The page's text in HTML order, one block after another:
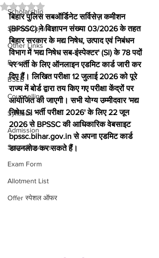
Scholarship
Sarkari Yojana
Other Links
Result
BSEB
Counselling
Syllabus
Admission
Satya Services
Exam Form
Allotment List
Offer स्पेशल ऑफर
Rated NaN out of 5 stars.
बिहार पुलिस सबऑर्डिनेट सर्विसेज़ कमीशन
(BPSSC) ने विज्ञापन संख्या 03/2026 के तहत
बिहार सरकार के मद्य निषेध, उत्पाद एवं निबंधन
विभाग में 'मद्य निषेध सब-इंस्पेक्टर' (SI) के 78 पदों
पर भर्ती के लिए ऑनलाइन एडमिट कार्ड जारी कर
दिए हैं। लिखित परीक्षा 12 जुलाई 2026 को पूरे
राज्य में बोर्ड द्वारा तय किए गए परीक्षा केंद्रों पर
आयोजित की जाएगी। सभी योग्य उम्मीदवार 'मद्य
निषेध SI भर्ती परीक्षा 2026' के लिए 22 जून
2026 से BPSSC की आधिकारिक वेबसाइट
bpssc.bihar.gov.in से अपना एडमिट कार्ड
डाउनलोड कर सकते हैं।